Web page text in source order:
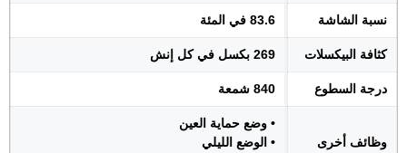
نسبة الشاشة 83.6 في المئة
كثافة البيكسلات 269 بكسل في كل إنش
درجة السطوع 840 شمعة
وظائف أخرى
• وضع حماية العين
• الوضع الليلي